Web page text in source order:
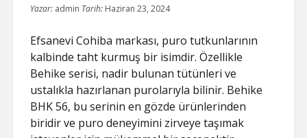
SAYFA LISTESI
TWITTER FAVORI KASMA PARASIZ
TWITTER TAKIPÇI HILESI ŞIFRESIZ
Yazar: admin Tarih: Haziran 23, 2024
Efsanevi Cohiba markası, puro tutkunlarının
kalbinde taht kurmuş bir isimdir. Özellikle
Behike serisi, nadir bulunan tütünleri ve
ustalıkla hazırlanan purolarıyla bilinir. Behike
BHK 56, bu serinin en gözde ürünlerinden
biridir ve puro deneyimini zirveye taşımak